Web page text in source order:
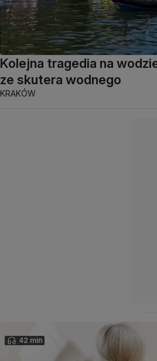
Kolejna tragedia na
ze skutera wodnego
KRAKÓW
42 min